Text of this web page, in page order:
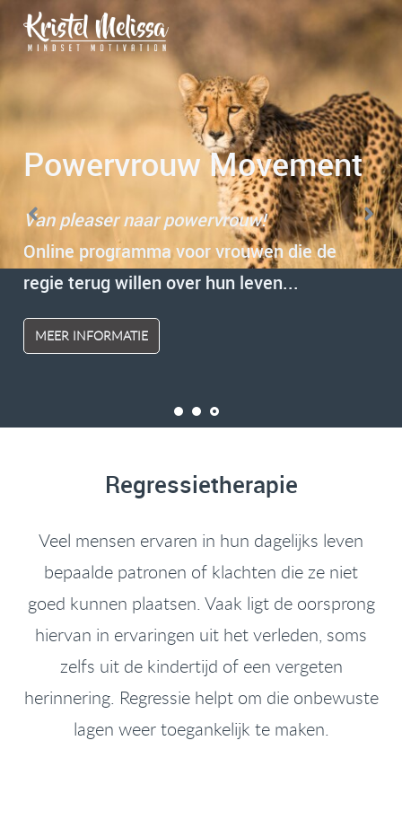
Positieve transformatie
Thuiskomen bij jezelf.
Ga het proces samen met mij aan.
Hypnotherapie | Mindsetcoaching
GOOGLE REVIEWS
Begrijpen, doorbreken
en integreren
1-op-1 trajecten
Combinatie mindset coaching,
INFORMATIE TRAJECTEN
Powervrouw Movement
Van pleaser naar powervrouw!
Online programma voor vrouwen die de
regie terug willen over hun leven...
MEER INFORMATIE
Regressietherapie
Veel mensen ervaren in hun dagelijks leven
bepaalde patronen of klachten die ze niet
goed kunnen plaatsen. Vaak ligt de oorsprong
hiervan in ervaringen uit het verleden, soms
zelfs uit de kindertijd of een vergeten
herinnering. Regressie helpt om die onbewuste
lagen weer toegankelijk te maken.